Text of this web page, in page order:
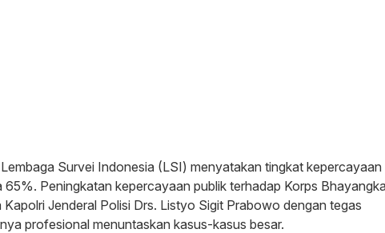
Survei Indonesia (LSI) menyatakan tingkat kepercayaan
65%. Peningkatan kepercayaan publik terhadap Korps
Jenderal Polisi Drs. Listyo Sigit Prabowo dengan tegas
profesional menuntaskan kasus-kasus besar.